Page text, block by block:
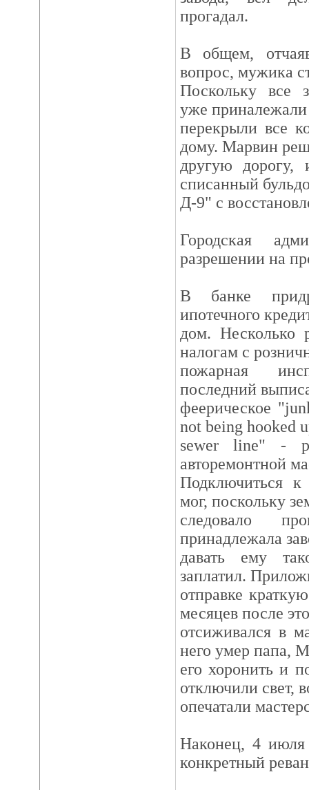
прогадал.
В общем,
вопрос, мужика
Поскольку все
уже приналежали
перекрыли все
дому. Марвин
другую
списанный
Д-9" с
Городская
разрешении на
В банке
ипотечного
дом. Несколько
налогам с
пожарная
последний
феерическое
not being hooked
sewer line" -
авторемонтной
Подключиться
мог, поскольку
следовало
принадлежала
давать ему
заплатил.
отправке
месяцев после
отсиживался в
него умер папа,
его хоронить и
отключили свет,
опечатали
Наконец, 4 июля
конкретный